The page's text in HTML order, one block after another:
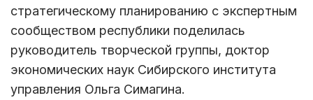
стратегическому планированию с экспертным
сообществом республики поделилась
руководитель творческой группы, доктор
экономических наук Сибирского института
управления Ольга Симагина.